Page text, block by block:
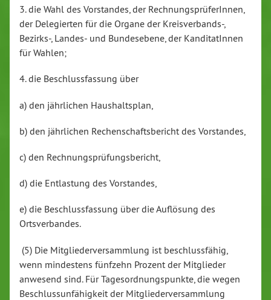
3. die Wahl des Vorstandes, der RechnungsprüferInnen,
der Delegierten für die Organe der Kreisverbands-,
Bezirks-, Landes- und Bundesebene, der KanditatInnen
für Wahlen;
4. die Beschlussfassung über
a) den jährlichen Haushaltsplan,
b) den jährlichen Rechenschaftsbericht des Vorstandes,
c) den Rechnungsprüfungsbericht,
d) die Entlastung des Vorstandes,
e) die Beschlussfassung über die Auflösung des
Ortsverbandes.
(5) Die Mitgliederversammlung ist beschlussfähig,
wenn mindestens fünfzehn Prozent der Mitglieder
anwesend sind. Für Tagesordnungspunkte, die wegen
Beschlussunfähigkeit der Mitgliederversammlung